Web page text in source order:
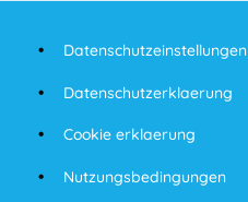
Datenschutzeinstellungen
Datenschutzerklaerung
Cookie erklaerung
Nutzungsbedingungen